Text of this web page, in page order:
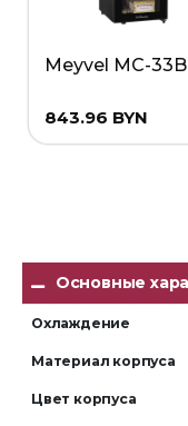
Meyvel MC-
843.96 BYN
Основные
Охлаждение
Материал корпуса
Цвет корпуса